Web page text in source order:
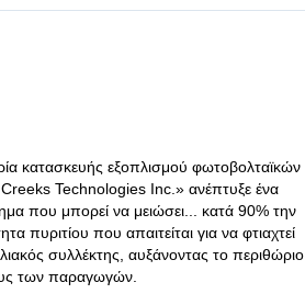
κατασκευής εξοπλισμού φωτοβολταϊκών
Technologies Inc.» ανέπτυξε ένα
που μπορεί να μειώσει... κατά 90% την
πυριτίου που απαιτείται για να φτιαχτεί
συλλέκτης, αυξάνοντας το περιθώριο
των παραγωγών.